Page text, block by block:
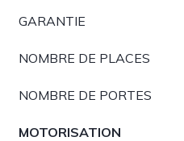
GARANTIE
NOMBRE DE PLACES
NOMBRE DE PORTES
MOTORISATION